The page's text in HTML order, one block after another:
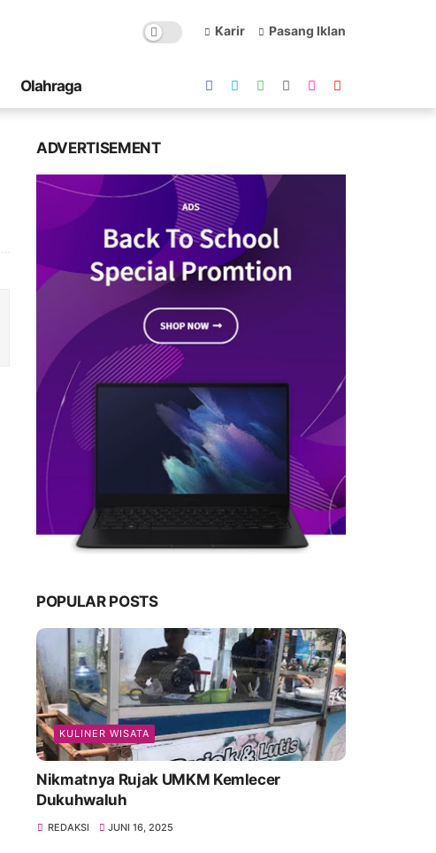
Karir Pasang Iklan
Olahraga
ADVERTISEMENT
POPULAR POSTS
KULINER WISATA
Nikmatnya Rujak UMKM Kemlecer
Dukuhwaluh
REDAKSI JUNI 16, 2025